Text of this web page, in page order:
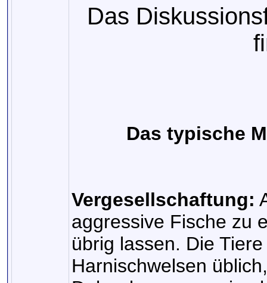
Das
Das typische
Vergesellschaftung:
aggressive Fische zu
übrig lassen. Die
Harnischwelsen